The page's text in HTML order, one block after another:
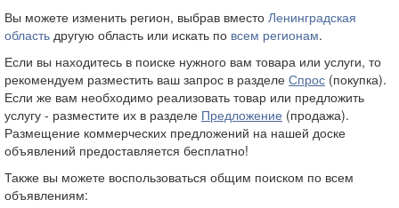
Вы можете изменить регион, выбрав вместо Ленинградская
область другую область или искать по всем регионам.
Если вы находитесь в поиске нужного вам товара или услуги, то
рекомендуем разместить ваш запрос в разделе Спрос (покупка).
Если же вам необходимо реализовать товар или предложить
услугу - разместите их в разделе Предложение (продажа).
Размещение коммерческих предложений на нашей доске
объявлений предоставляется бесплатно!
Также вы можете воспользоваться общим поиском по всем
объявлениям: